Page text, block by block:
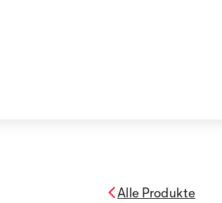
Alle Produkte